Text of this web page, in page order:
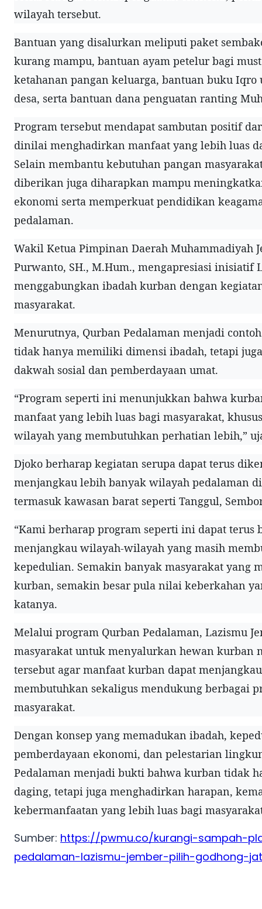
wilayah tersebut.
Bantuan yang disalurkan meliputi paket
kurang mampu, bantuan ayam petelur bagi
ketahanan pangan keluarga, bantuan buku Iqro
desa, serta bantuan dana penguatan ranting
Program tersebut mendapat sambutan positif
dinilai menghadirkan manfaat yang lebih luas
Selain membantu kebutuhan pangan
diberikan juga diharapkan mampu
ekonomi serta memperkuat pendidikan
pedalaman.
Wakil Ketua Pimpinan Daerah Muhammadiyah
Purwanto, SH., M.Hum., mengapresiasi inisiatif
menggabungkan ibadah kurban dengan
masyarakat.
Menurutnya, Qurban Pedalaman menjadi
tidak hanya memiliki dimensi ibadah, tetapi
dakwah sosial dan pemberdayaan umat.
“Program seperti ini menunjukkan bahwa
manfaat yang lebih luas bagi masyarakat,
wilayah yang membutuhkan perhatian lebih,”
Djoko berharap kegiatan serupa dapat terus
menjangkau lebih banyak wilayah pedalaman
termasuk kawasan barat seperti Tanggul,
“Kami berharap program seperti ini dapat terus
menjangkau wilayah-wilayah yang masih
kepedulian. Semakin banyak masyarakat yang
kurban, semakin besar pula nilai keberkahan
katanya.
Melalui program Qurban Pedalaman, Lazismu
masyarakat untuk menyalurkan hewan kurban
tersebut agar manfaat kurban dapat
membutuhkan sekaligus mendukung berbagai
masyarakat.
Dengan konsep yang memadukan ibadah,
pemberdayaan ekonomi, dan pelestarian
Pedalaman menjadi bukti bahwa kurban tidak
daging, tetapi juga menghadirkan harapan,
kebermanfaatan yang lebih luas bagi
Sumber: https://pwmu.co/kurangi-sampah-
pedalaman-lazismu-jember-pilih-godhong-